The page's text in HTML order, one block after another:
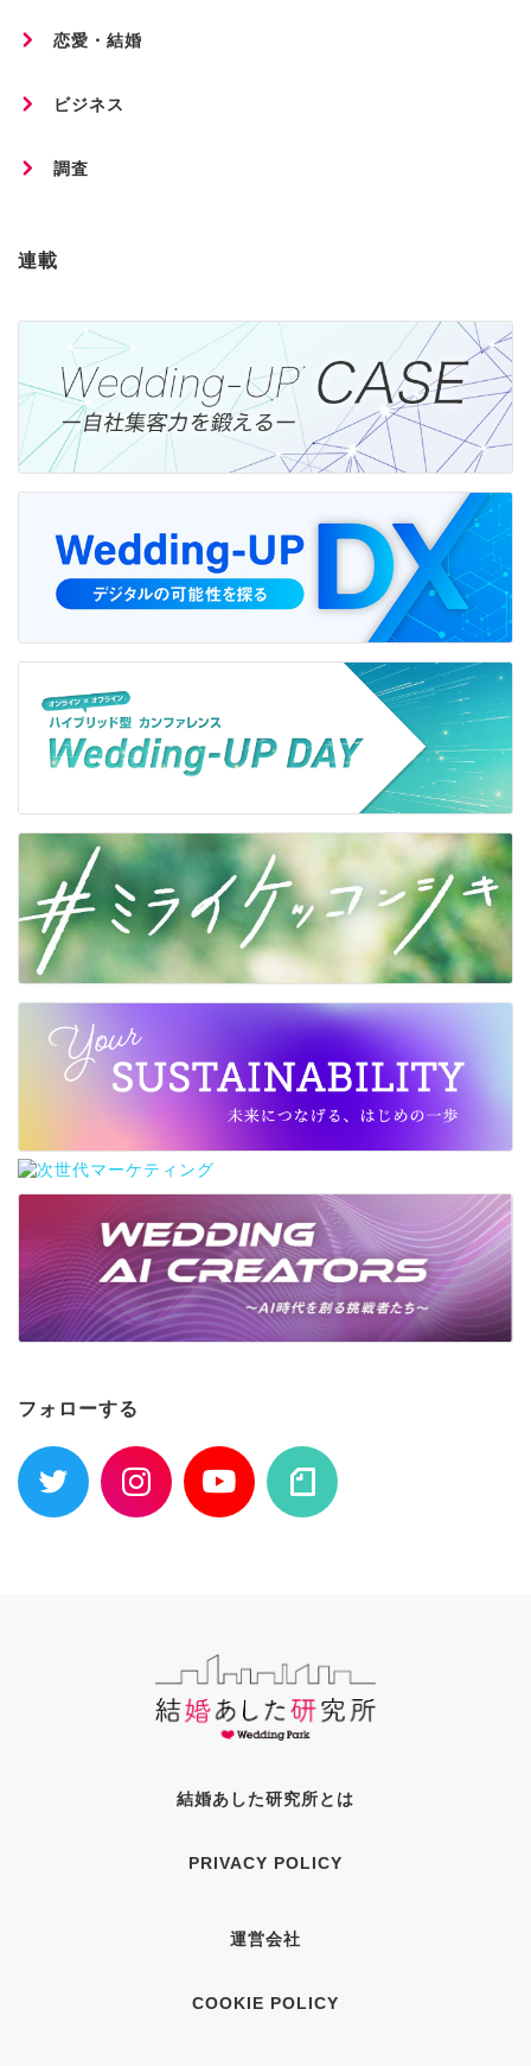
恋愛・結婚
ビジネス
調査
連載
フォローする
結婚あした研究所とは
PRIVACY POLICY
運営会社
COOKIE POLICY